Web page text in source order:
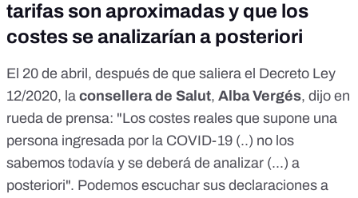
tarifas son aproximadas y que los
costes se analizarían a posteriori
El 20 de abril, después de que saliera el Decreto Ley
12/2020, la consellera de Salut, Alba Vergés, dijo en
rueda de prensa: "Los costes reales que supone una
persona ingresada por la COVID-19 (..) no los
sabemos todavía y se deberá de analizar (...) a
posteriori". Podemos escuchar sus declaraciones a